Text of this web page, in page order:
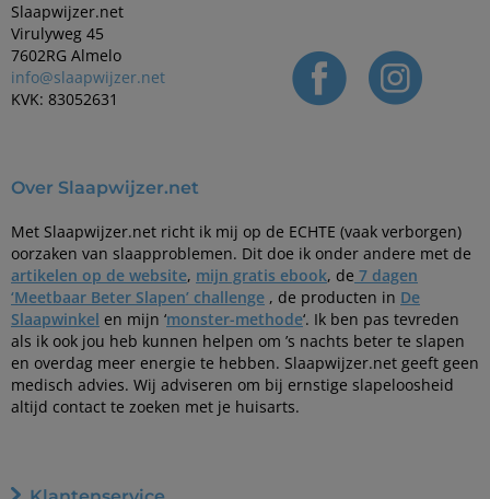
Slaapwijzer.net
Virulyweg 45
7602RG Almelo
info@slaapwijzer.net
KVK: 83052631
Over Slaapwijzer.net
Met Slaapwijzer.net richt ik mij op de ECHTE (vaak verborgen)
oorzaken van slaapproblemen. Dit doe ik onder andere met de
artikelen op de website, mijn gratis ebook, de 7 dagen
‘Meetbaar Beter Slapen’ challenge , de producten in De
Slaapwinkel en mijn ‘monster-methode‘. Ik ben pas tevreden
als ik ook jou heb kunnen helpen om ’s nachts beter te slapen
en overdag meer energie te hebben. Slaapwijzer.net geeft geen
medisch advies. Wij adviseren om bij ernstige slapeloosheid
altijd contact te zoeken met je huisarts.